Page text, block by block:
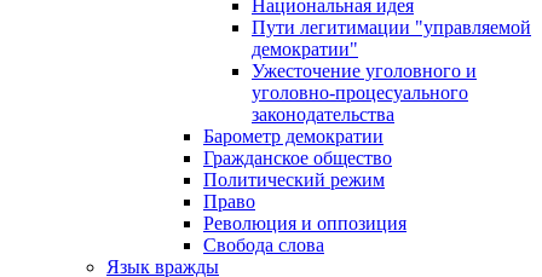
Национальная идея
Пути легитимации "управляемой
демократии"
Ужесточение уголовного и
уголовно-процесуального
законодательства
Барометр демократии
Гражданское общество
Политический режим
Право
Революция и оппозиция
Свобода слова
Язык вражды